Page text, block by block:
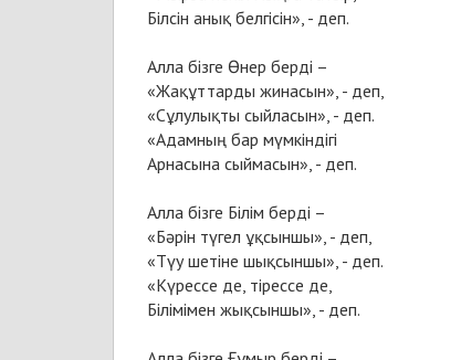
Білсін анық белгісін», - деп.
Алла бізге Өнер берді –
«Жақұттарды жинасын», - деп,
«Сұлулықты сыйласын», - деп.
«Адамның бар мүмкіндігі
Арнасына сыймасын», - деп.
Алла бізге Білім берді –
«Бәрін түгел ұқсыншы», - деп,
«Түу шетіне шықсыншы», - деп.
«Күрессе де, тірессе де,
Білімімен жықсыншы», - деп.